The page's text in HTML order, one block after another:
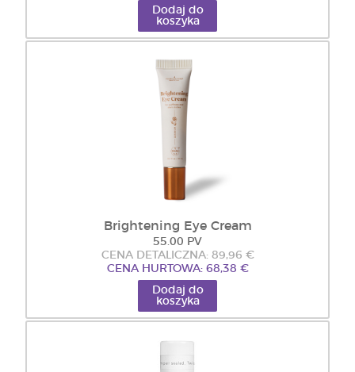
Dodaj do
koszyka
Brightening Eye Cream
55.00 PV
CENA DETALICZNA: 89,96 €
CENA HURTOWA: 68,38 €
Dodaj do
koszyka